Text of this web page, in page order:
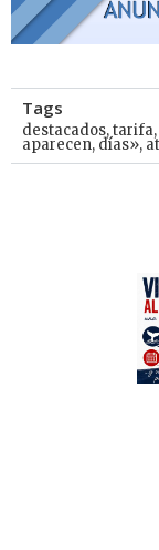
Tags
destacados,tarifa,
aparecen, días»,